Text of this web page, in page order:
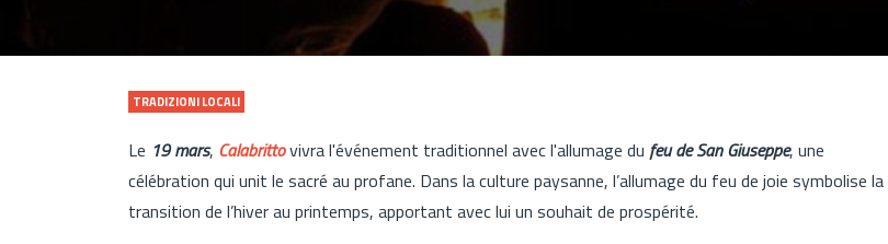
TRADIZIONI LOCALI
Le 19 mars, Calabrittovivra l'événement traditionnel avec l'allumage du feu de San Giuseppe, une
célébration qui unit le sacré au profane. Dans la culture paysanne, l’allumage du feu de joie symbolise la
transition de l’hiver au printemps, apportant avec lui un souhait de prospérité.